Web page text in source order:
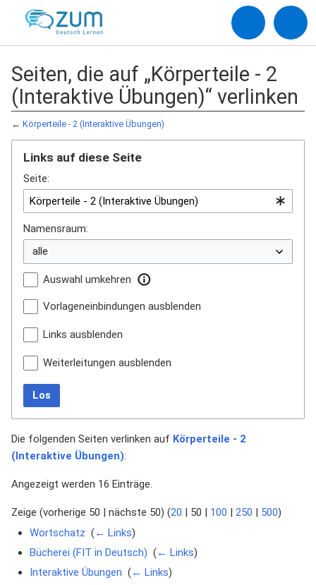
Seiten, die auf „Körperteile - 2
(Interaktive Übungen)“ verlinken
← Körperteile - 2 (Interaktive Übungen)
Links auf diese Seite
Seite:
Namensraum:
Auswahl umkehren
Vorlageneinbindungen ausblenden
Links ausblenden
Weiterleitungen ausblenden
Los
Die folgenden Seiten verlinken auf Körperteile - 2
(Interaktive Übungen):
Angezeigt werden 16 Einträge.
Zeige (vorherige 50 nächste 50) (20 50 100 250 500)
Wortschatz (← Links)
Bücherei (FIT in Deutsch) (← Links)
Interaktive Übungen (← Links)